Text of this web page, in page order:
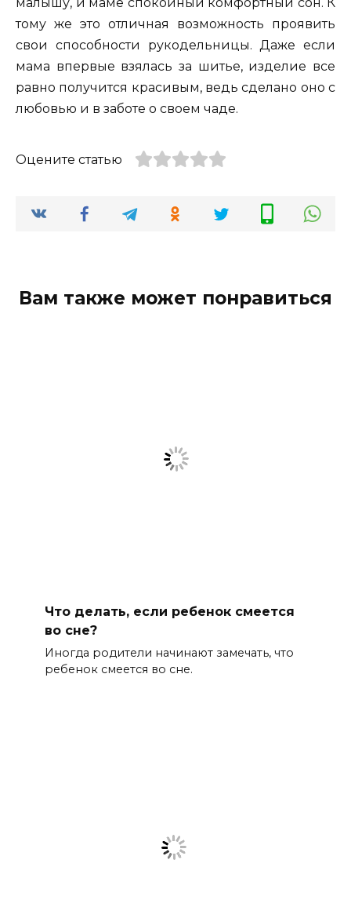
тому же это отличная возможность проявить
свои способности рукодельницы. Даже если
мама впервые взялась за шитье, изделие все
равно получится красивым, ведь сделано оно с
любовью и в заботе о своем чаде.
Оцените статью
Вам также может понравиться
Что делать, если ребенок смеется
во сне?
Иногда родители начинают замечать, что
ребенок смеется во сне.